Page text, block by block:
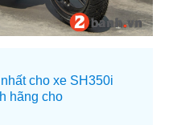
cho xe SH350i
hãng cho